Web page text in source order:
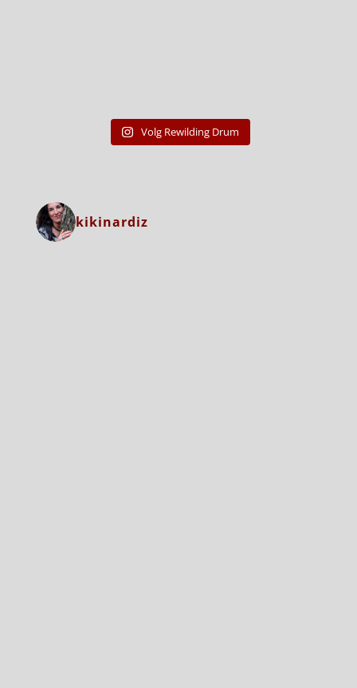
Volg Rewilding Drum
kikinardiz